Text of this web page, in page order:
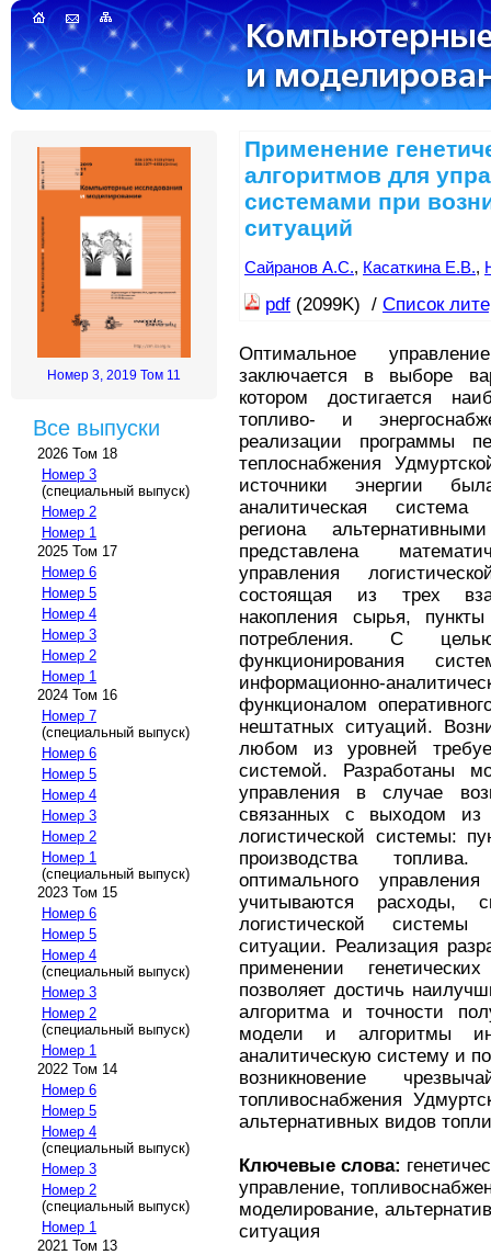
Номер 3, 2019 Том 11
Все выпуски
2026 Том 18
Номер 3
(специальный выпуск)
Номер 2
Номер 1
2025 Том 17
Номер 6
Номер 5
Номер 4
Номер 3
Номер 2
Номер 1
2024 Том 16
Номер 7
(специальный выпуск)
Номер 6
Номер 5
Номер 4
Номер 3
Номер 2
Номер 1
(специальный выпуск)
2023 Том 15
Номер 6
Номер 5
Номер 4
(специальный выпуск)
Номер 3
Номер 2
(специальный выпуск)
Номер 1
2022 Том 14
Номер 6
Номер 5
Номер 4
(специальный выпуск)
Номер 3
Номер 2
(специальный выпуск)
Номер 1
2021 Том 13
Применение
алгоритмов для
системами при
ситуаций
Сайранов А.С., Касаткина Е.В.,
pdf (2099K) / Список
Оптимальное
заключается в выборе
котором достигается
топливо- и
реализации программы
теплоснабжения
источники энергии
аналитическая система
региона
представлена
управления
состоящая из трех
накопления сырья,
потребления. С
функционирования
информационно-
функционалом
нештатных ситуаций.
любом из уровней
системой. Разработаны
управления в случае
связанных с выходом из
логистической системы:
производства
оптимального
учитываются расходы,
логистической
ситуации. Реализация
применении
позволяет достичь
алгоритма и точности
модели и алгоритмы
аналитическую систему и
возникновение
топливоснабжения
альтернативных видов
Ключевые слова:
управление,
моделирование,
ситуация